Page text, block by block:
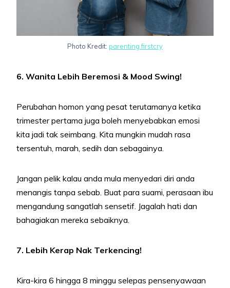
Photo Kredit: parenting.firstcry
6. Wanita Lebih Beremosi & Mood Swing!
Perubahan homon yang pesat terutamanya ketika
trimester pertama juga boleh menyebabkan emosi
kita jadi tak seimbang. Kita mungkin mudah rasa
tersentuh, marah, sedih dan sebagainya.
Jangan pelik kalau anda mula menyedari diri anda
menangis tanpa sebab. Buat para suami, perasaan ibu
mengandung sangatlah sensetif. Jagalah hati dan
bahagiakan mereka sebaiknya.
7. Lebih Kerap Nak Terkencing!
Kira-kira 6 hingga 8 minggu selepas pensenyawaan